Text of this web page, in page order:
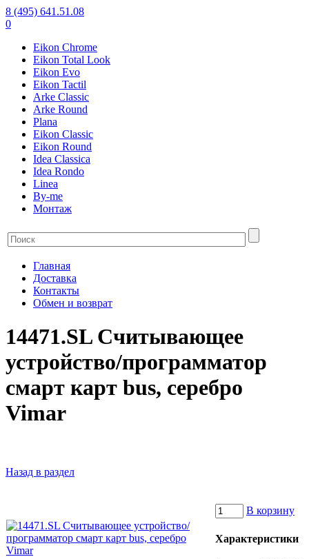
8 (495) 641.51.08
0
Eikon Chrome
Eikon Total Look
Eikon Evo
Eikon Tactil
Arke Classic
Arke Round
Plana
Eikon Classic
Eikon Round
Idea Classica
Idea Rondo
Linea
By-me
Монтаж
Главная
Доставка
Контакты
Обмен и возврат
14471.SL Считывающее
устройство/программатор
смарт карт bus, серебро
Vimar
Назад в раздел
В корзину
Характеристики